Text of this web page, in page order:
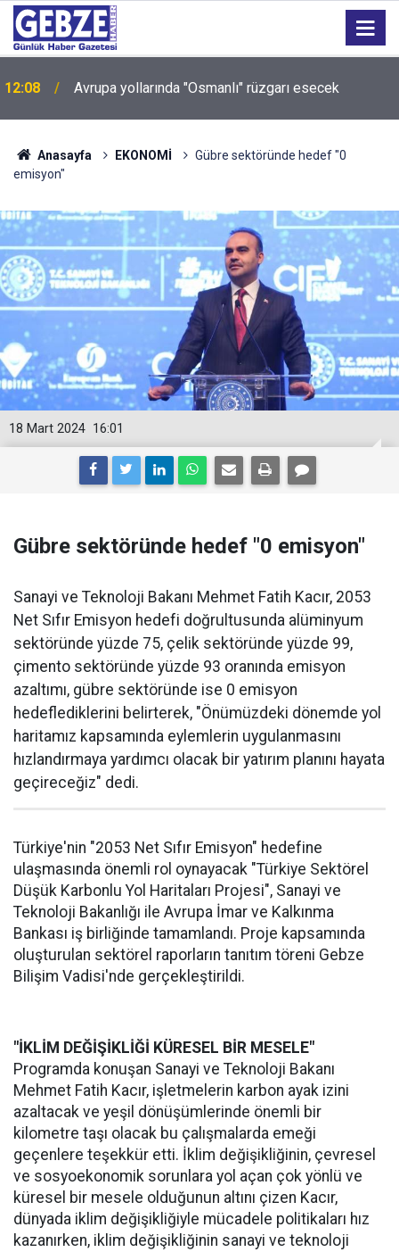
12:04
tutuklandı!
Anasayfa EKONOMİ
Gübre sektöründe hedef "0
emisyon"
16:01
18 Mart 2024
Gübre sektöründe hedef "0 emisyon"
Sanayi ve Teknoloji Bakanı Mehmet Fatih Kacır, 2053
Net Sıfır Emisyon hedefi doğrultusunda alüminyum
sektöründe yüzde 75, çelik sektöründe yüzde 99,
çimento sektöründe yüzde 93 oranında emisyon
azaltımı, gübre sektöründe ise 0 emisyon
hedeflediklerini belirterek, "Önümüzdeki dönemde yol
haritamız kapsamında eylemlerin uygulanmasını
hızlandırmaya yardımcı olacak bir yatırım planını hayata
geçireceğiz" dedi.
Türkiye'nin "2053 Net Sıfır Emisyon" hedefine
ulaşmasında önemli rol oynayacak "Türkiye Sektörel
Düşük Karbonlu Yol Haritaları Projesi", Sanayi ve
Teknoloji Bakanlığı ile Avrupa İmar ve Kalkınma
Bankası iş birliğinde tamamlandı. Proje kapsamında
oluşturulan sektörel raporların tanıtım töreni Gebze
Bilişim Vadisi'nde gerçekleştirildi.
"İKLİM DEĞİŞİKLİĞİ KÜRESEL BİR MESELE"
Programda konuşan Sanayi ve Teknoloji Bakanı
Mehmet Fatih Kacır, işletmelerin karbon ayak izini
azaltacak ve yeşil dönüşümlerinde önemli bir
kilometre taşı olacak bu çalışmalarda emeği
geçenlere teşekkür etti. İklim değişikliğinin, çevresel
ve sosyoekonomik sorunlara yol açan çok yönlü ve
küresel bir mesele olduğunun altını çizen Kacır,
dünyada iklim değişikliğiyle mücadele politikaları hız
kazanırken, iklim değişikliğinin sanayi ve teknoloji